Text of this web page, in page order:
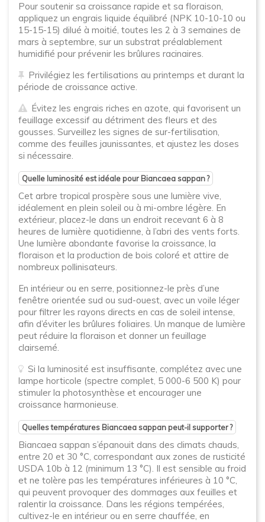
Pour soutenir sa croissance rapide et sa floraison,
appliquez un engrais liquide équilibré (NPK 10-10-10 ou
15-15-15) dilué à moitié, toutes les 2 à 3 semaines de
mars à septembre, sur un substrat préalablement
humidifié pour prévenir les brûlures racinaires.
Privilégiez les fertilisations au printemps et durant la
période de croissance active.
Évitez les engrais riches en azote, qui favorisent un
feuillage excessif au détriment des fleurs et des
gousses. Surveillez les signes de sur-fertilisation,
comme des feuilles jaunissantes, et ajustez les doses
si nécessaire.
Quelle luminosité est idéale pour Biancaea sappan ?
Cet arbre tropical prospère sous une lumière vive,
idéalement en plein soleil ou à mi-ombre légère. En
extérieur, placez-le dans un endroit recevant 6 à 8
heures de lumière quotidienne, à l’abri des vents forts.
Une lumière abondante favorise la croissance, la
floraison et la production de bois coloré et attire de
nombreux pollinisateurs.
En intérieur ou en serre, positionnez-le près d’une
fenêtre orientée sud ou sud-ouest, avec un voile léger
pour filtrer les rayons directs en cas de soleil intense,
afin d’éviter les brûlures foliaires. Un manque de lumière
peut réduire la floraison et donner un feuillage
clairsemé.
Si la luminosité est insuffisante, complétez avec une
lampe horticole (spectre complet, 5 000-6 500 K) pour
stimuler la photosynthèse et encourager une
croissance harmonieuse.
Quelles températures Biancaea sappan peut-il supporter ?
Biancaea sappan s’épanouit dans des climats chauds,
entre 20 et 30 °C, correspondant aux zones de rusticité
USDA 10b à 12 (minimum 13 °C). Il est sensible au froid
et ne tolère pas les températures inférieures à 10 °C,
qui peuvent provoquer des dommages aux feuilles et
ralentir la croissance. Dans les régions tempérées,
cultivez-le en intérieur ou en serre chauffée, en